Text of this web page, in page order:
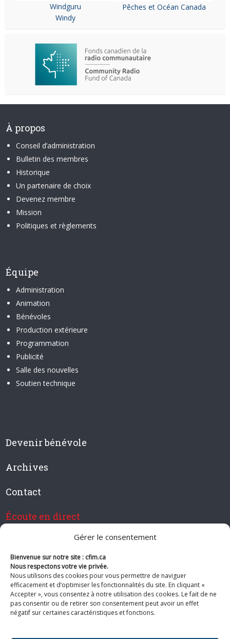
Gérer le consentement
Bienvenue sur notre site : cfim.ca
Nous respectons votre vie privée.
Nous utilisons des cookies pour vous permettre de naviguer
efficacement et d’optimiser les fonctionnalités du site. En cliquant «
Accepter », vous consentez à notre utilisation des cookies. Le fait de ne
pas consentir ou de retirer son consentement peut avoir un effet
négatif sur certaines caractéristiques et fonctions.
Windguru
Windy
Pêches et Océan Canada
À propos
Conseil d’administration
Bulletin des membres
Historique
Un partenaire de choix
Devenez membre
Mission
Politiques et règlements
Équipe
Administration
Animation
Bénévoles
Production extérieure
Programmation
Publicité
Salle des nouvelles
Soutien technique
Devenir bénévole
Archives
Contact
Écoute en direct
Devenir membre de CFIM
Suivez-nous